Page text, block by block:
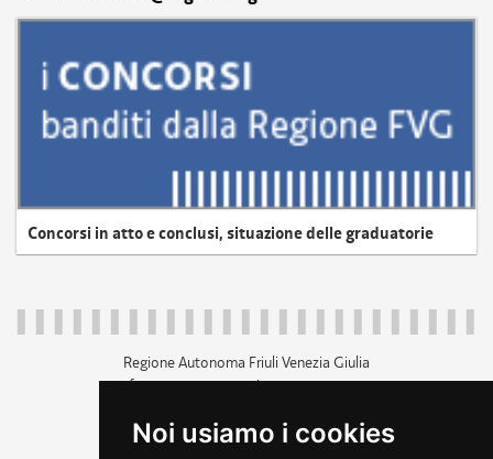
Noi usiamo i cookies
Concorsi in atto e conclusi, situazione delle graduatorie
Regione Autonoma Friuli Venezia Giulia
c.f. 80014930327; p.iva 00526040324
+39 040 3771111